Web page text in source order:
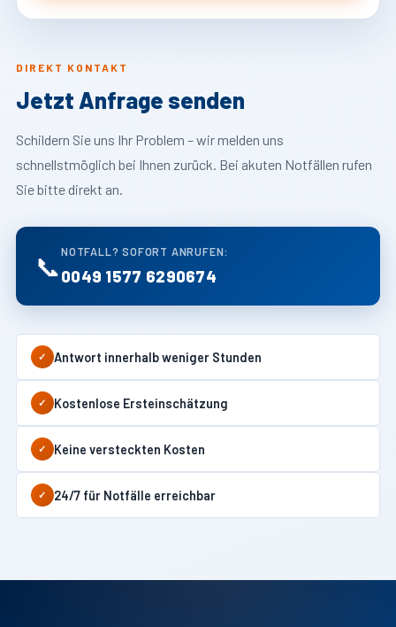
DIREKT KONTAKT
Jetzt Anfrage senden
Schildern Sie uns Ihr Problem – wir melden uns
schnellstmöglich bei Ihnen zurück. Bei akuten Notfällen rufen
Sie bitte direkt an.
📞 NOTFALL? SOFORT ANRUFEN:
0049 1577 6290674
✓ Antwort innerhalb weniger Stunden
✓ Kostenlose Ersteinschätzung
✓ Keine versteckten Kosten
✓ 24/7 für Notfälle erreichbar